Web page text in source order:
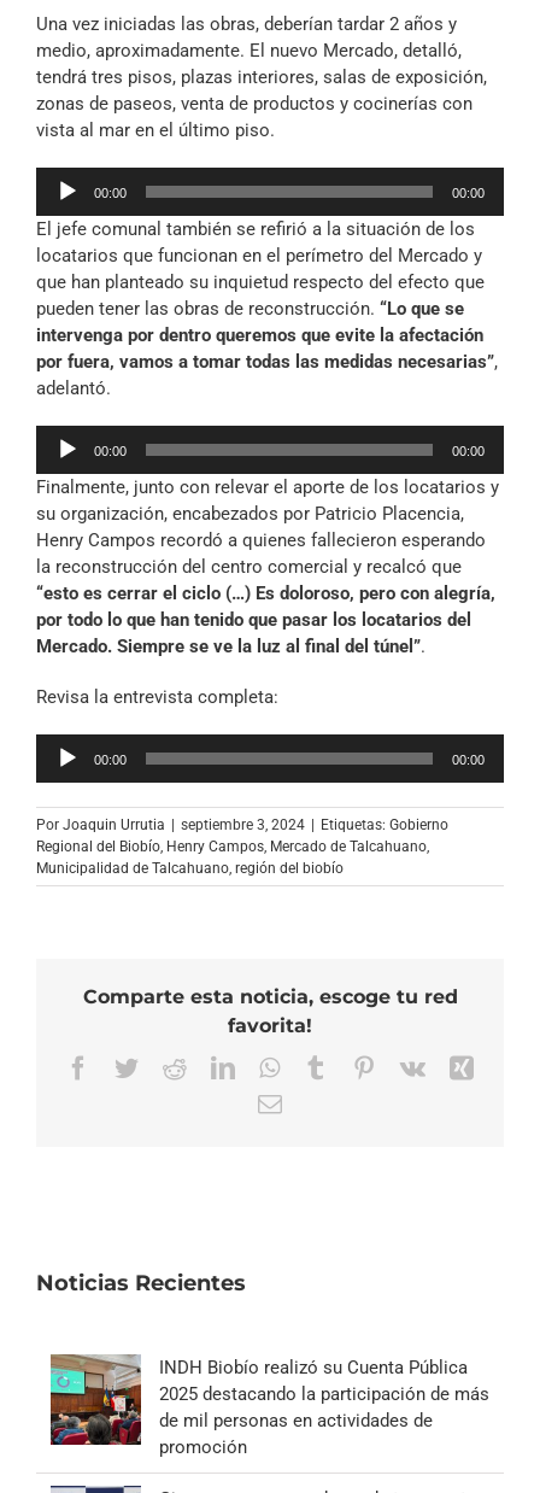
Una vez iniciadas las obras, deberían tardar 2 años y
medio, aproximadamente. El nuevo Mercado, detalló,
tendrá tres pisos, plazas interiores, salas de exposición,
zonas de paseos, venta de productos y cocinerías con
vista al mar en el último piso.
Reproductor
audio
00:00 00:00
El jefe comunal también se refirió a la situación de los
locatarios que funcionan en el perímetro del Mercado y
que han planteado su inquietud respecto del efecto que
pueden tener las obras de reconstrucción. “Lo que se
intervenga por dentro queremos que evite la afectación
por fuera, vamos a tomar todas las medidas necesarias”,
adelantó.
Reproductor
audio
00:00 00:00
Finalmente, junto con relevar el aporte de los locatarios y
su organización, encabezados por Patricio Placencia,
Henry Campos recordó a quienes fallecieron esperando
la reconstrucción del centro comercial y recalcó que
“esto es cerrar el ciclo (…) Es doloroso, pero con alegría,
por todo lo que han tenido que pasar los locatarios del
Mercado. Siempre se ve la luz al final del túnel”.
Revisa la entrevista completa:
Reproductor
00:00 00:00
Por Joaquin Urrutia septiembre 3, 2024 Etiquetas: Gobierno
Regional del Biobío, Henry Campos, Mercado de Talcahuano,
Municipalidad de Talcahuano, región del biobío
Comparte esta noticia, escoge tu red
favorita!
Facebook
TwitterRedditLinkedInWhatsApp
TumblrPinterest
Vk
Correo
Noticias Recientes
INDH Biobío realizó su Cuenta Pública
2025 destacando la participación de más
de mil personas en actividades de
promoción